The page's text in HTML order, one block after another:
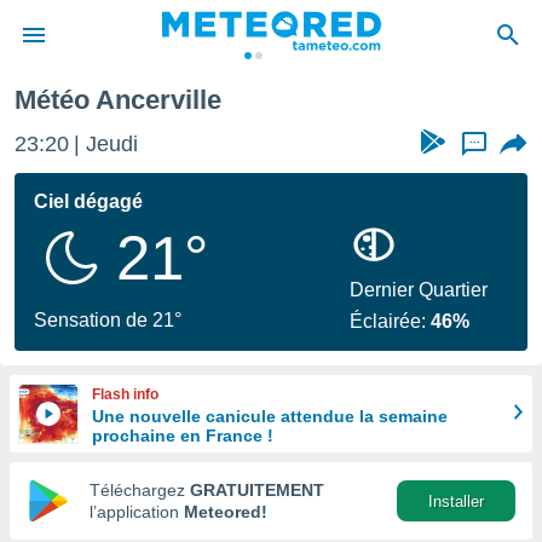
de
en
Météo Ancerville
23:20 Jeudi ...
Ciel dégagé
21°
Sensation de 21°
Dernier Quartier
Éclairée:46%
Flash info
Une nouvelle canicule attendue la semaine
prochaine en France !
Téléchargez GRATUITEMENT
l’application Meteored!
Installer